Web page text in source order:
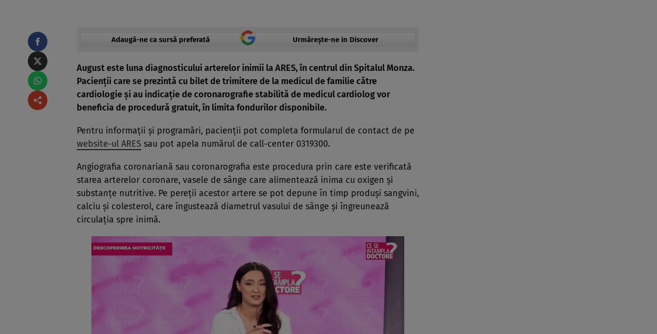
Adaugă-ne ca sursă preferată Urmărește-ne in Discover
August este luna diagnosticului arterelor inimii la ARES, în centrul din Spitalul Monza.
Pacienții care se prezintă cu bilet de trimitere de la medicul de familie către
cardiologie și au indicație de coronarografie stabilită de medicul cardiolog vor
beneficia de procedură gratuit, în limita fondurilor disponibile.
Pentru informații și programări, pacienții pot completa formularul de contact de pe
website-ul ARES sau pot apela numărul de call-center 0319300.
Angiografia coronariană sau coronarografia este procedura prin care este verificată
starea arterelor coronare, vasele de sânge care alimentează inima cu oxigen și
substanțe nutritive. Pe pereții acestor artere se pot depune în timp produși sangvini,
calciu și colesterol, care îngustează diametrul vasului de sânge și îngreunează
circulația spre inimă.